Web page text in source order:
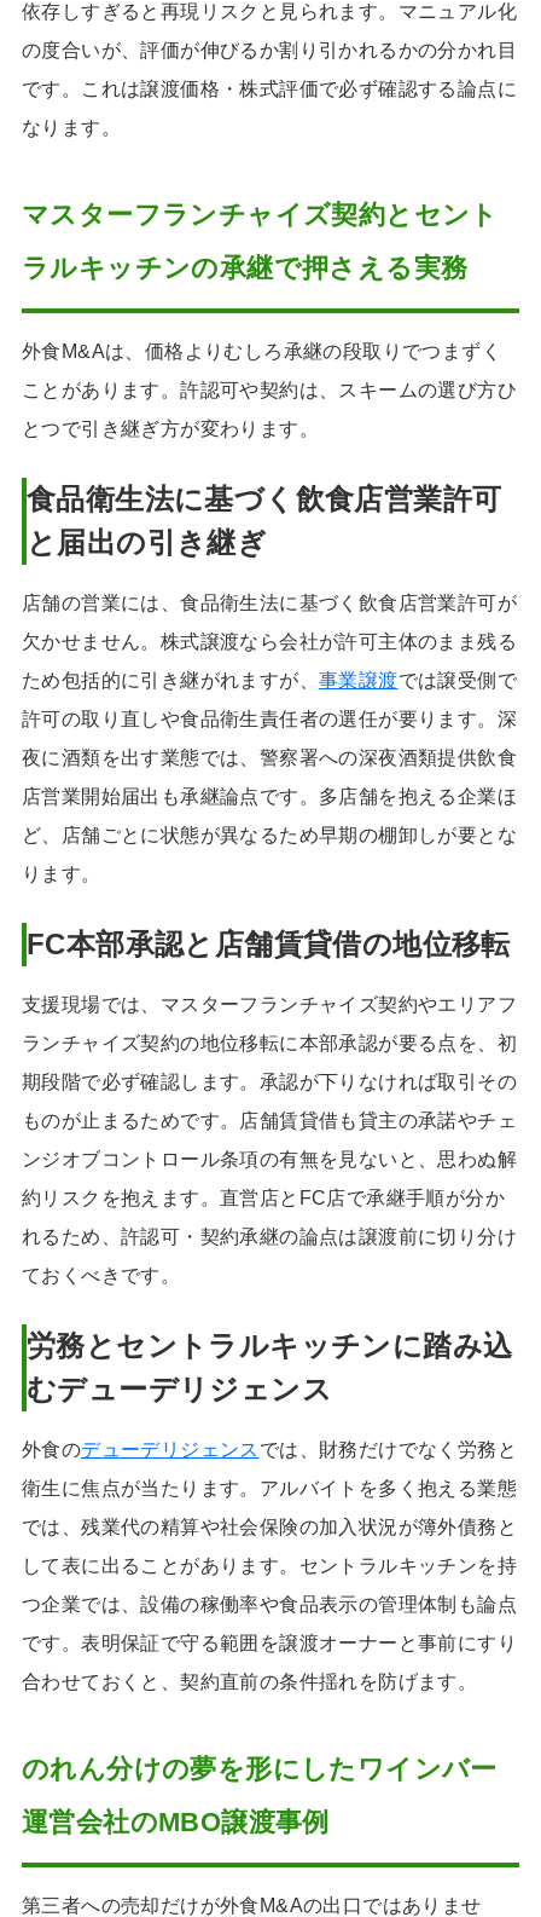
依存しすぎると再現リスクと見られます。マニュアル化
の度合いが、評価が伸びるか割り引かれるかの分かれ目
です。これは譲渡価格・株式評価で必ず確認する論点に
なります。
マスターフランチャイズ契約とセント
ラルキッチンの承継で押さえる実務
外食M&Aは、価格よりむしろ承継の段取りでつまずく
ことがあります。許認可や契約は、スキームの選び方ひ
とつで引き継ぎ方が変わります。
食品衛生法に基づく飲食店営業許可
と届出の引き継ぎ
店舗の営業には、食品衛生法に基づく飲食店営業許可が
欠かせません。株式譲渡なら会社が許可主体のまま残る
ため包括的に引き継がれますが、 事業譲渡では譲受側で
許可の取り直しや食品衛生責任者の選任が要ります。深
夜に酒類を出す業態では、警察署への深夜酒類提供飲食
店営業開始届出も承継論点です。多店舗を抱える企業ほ
ど、店舗ごとに状態が異なるため早期の棚卸しが要とな
ります。
FC本部承認と店舗賃貸借の地位移転
支援現場では、マスターフランチャイズ契約やエリアフ
ランチャイズ契約の地位移転に本部承認が要る点を、初
期段階で必ず確認します。承認が下りなければ取引その
ものが止まるためです。店舗賃貸借も貸主の承諾やチェ
ンジオブコントロール条項の有無を見ないと、思わぬ解
約リスクを抱えます。直営店とFC店で承継手順が分か
れるため、許認可・契約承継の論点は譲渡前に切り分け
ておくべきです。
労務とセントラルキッチンに踏み込
むデューデリジェンス
外食のデューデリジェンス では、財務だけでなく労務と
衛生に焦点が当たります。アルバイトを多く抱える業態
では、残業代の精算や社会保険の加入状況が簿外債務と
して表に出ることがあります。セントラルキッチンを持
つ企業では、設備の稼働率や食品表示の管理体制も論点
です。表明保証で守る範囲を譲渡オーナーと事前にすり
合わせておくと、契約直前の条件揺れを防げます。
のれん分けの夢を形にしたワインバー
運営会社のMBO譲渡事例
第三者への売却だけが外食M&Aの出口ではありませ